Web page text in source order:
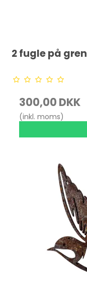
2 fugle på gren
300,00 DKK
(inkl. moms)